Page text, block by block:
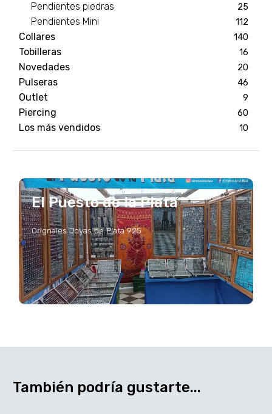
Pendientes piedras 25
Pendientes Mini 112
Collares 140
Tobilleras 16
Novedades 20
Pulseras 46
Outlet 9
Piercing 60
Los más vendidos 10
El Puesto de la Plata
Orignales Joyas de Plata 925
También podría gustarte...